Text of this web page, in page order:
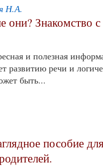
Н.А.
они?
и полезная
развитию речи и
быть...
пособие